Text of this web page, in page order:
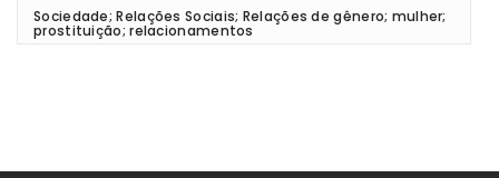
Sociedade; Relações Sociais; Relações de gênero; mulher;
prostituição; relacionamentos